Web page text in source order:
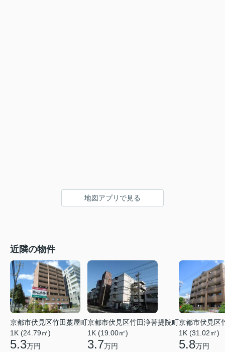
地図アプリで見る
近隣の物件
京都市伏見区竹田藁屋町
1K (24.79㎡)
5.3万円
京都市伏見区竹田浄菩提院町
1K (19.00㎡)
3.7万円
京都市伏見区
1K (31.02㎡)
5.8万円